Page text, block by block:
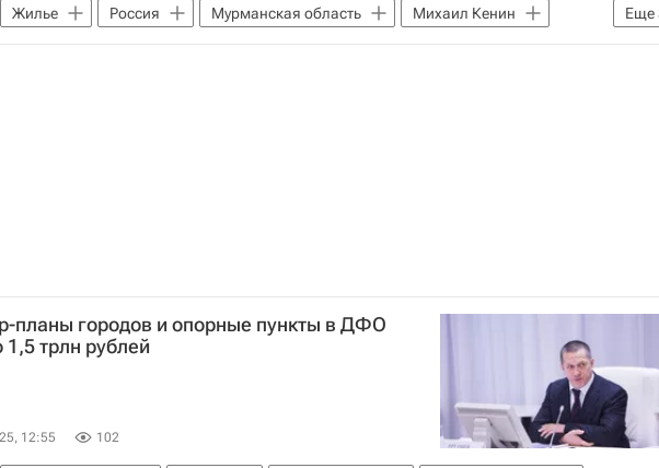
Еще
Жилье Россия Мурманская область
Михаил Кенин
Министерство финансов РФ (Минфин России)
планы городов и опорные пункты в ДФО
трлн рублей
12:55 102